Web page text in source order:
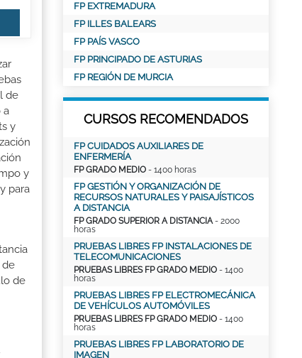
de
a
y
y
para
de
de
FP EXTREMADURA
FP ILLES BALEARS
FP PAÍS VASCO
FP PRINCIPADO DE ASTURIAS
FP REGIÓN DE MURCIA
CURSOS RECOMENDADOS
FP CUIDADOS AUXILIARES DE
ENFERMERÍA
FP GRADO MEDIO - 1400 horas
FP GESTIÓN Y ORGANIZACIÓN DE
RECURSOS NATURALES Y PAISAJÍSTICOS
A DISTANCIA
FP GRADO SUPERIOR A DISTANCIA- 2000
horas
PRUEBAS LIBRES FP INSTALACIONES DE
TELECOMUNICACIONES
PRUEBAS LIBRES FP GRADO MEDIO - 1400
horas
PRUEBAS LIBRES FP ELECTROMECÁNICA
DE VEHÍCULOS AUTOMÓVILES
PRUEBAS LIBRES FP GRADO MEDIO - 1400
horas
PRUEBAS LIBRES FP LABORATORIO DE
IMAGEN